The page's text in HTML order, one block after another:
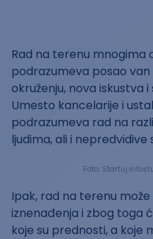
Rad na terenu mnogima
podrazumeva posao
okruženju, nova iskustva
Umesto kancelarije i
podrazumeva rad na
ljudima, ali i nepredvidive
Foto:
Ipak, rad na terenu
iznenađenja i zbog toga
koje su prednosti, a koje